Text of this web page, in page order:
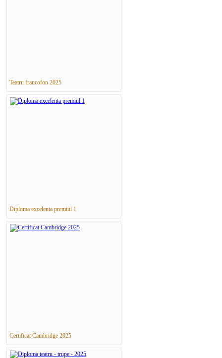
Teatru francofon 2025
Diploma excelenta premiul 1
Certificat Cambridge 2025